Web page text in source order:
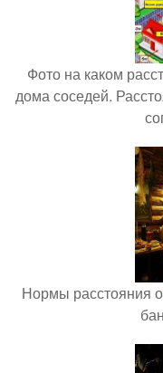
Фото на каком
дома соседей.
Нормы расстояния